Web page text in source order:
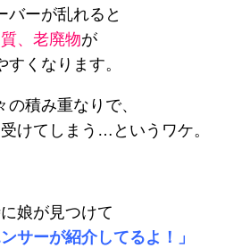
バーが乱れると
、老廃物が
すくなります。
の積み重なりで、
けてしまう…というワケ。
娘が見つけて
サーが紹介してるよ！」